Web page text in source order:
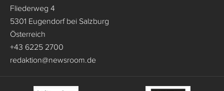
Fliederweg 4
5301 Eugendorf bei Salzburg
Österreich
+43 6225 2700
redaktion@newsroom.de